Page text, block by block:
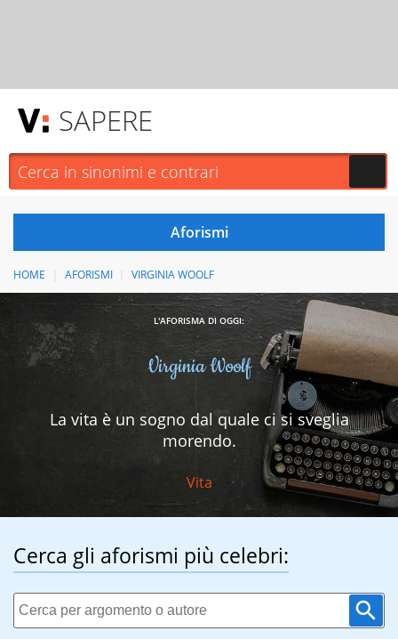
SAPERE
HOME AFORISMI VIRGINIA WOOLF
L'AFORISMA DI OGGI:
Virginia Woolf
La vita è un sogno dal quale ci si sveglia
morendo.
Vita
Cerca gli aforismi più celebri: